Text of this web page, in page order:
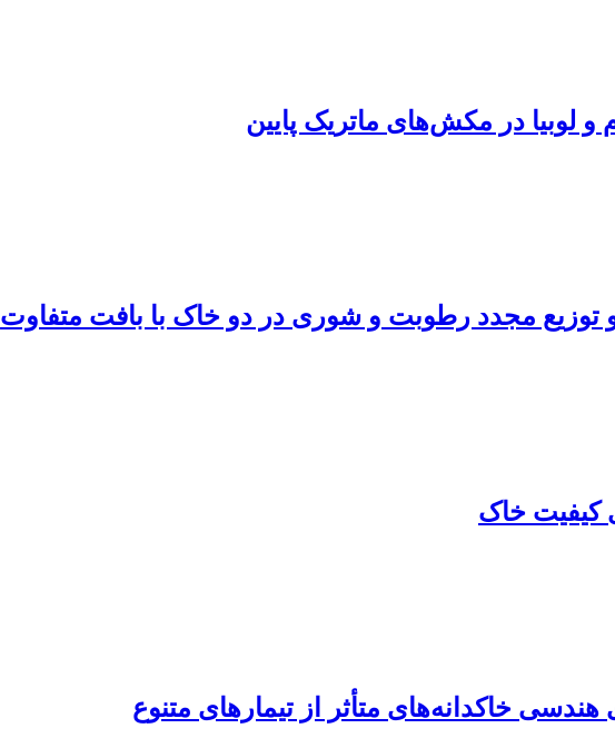
در مکش‌های ماتریک پایین
توزیع مجدد رطوبت و شوری در دو خاک با بافت متفاوت
کیفیت خاک
خاکدانه‌های متأثر از تیمارهای متنوع